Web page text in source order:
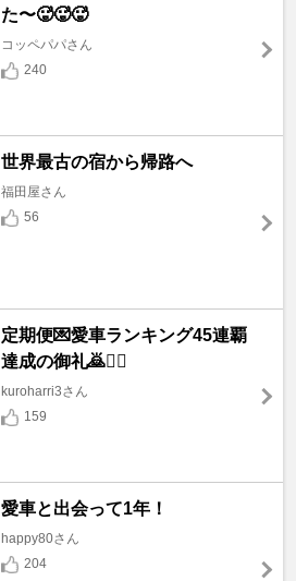
た〜🥵🥵🥵
コッペパパさん
240
世界最古の宿から帰路へ
福田屋さん
56
定期便💌愛車ランキング45連覇
達成の御礼🙇🙇‍♀️
kuroharri3さん
159
愛車と出会って1年！
happy80さん
204